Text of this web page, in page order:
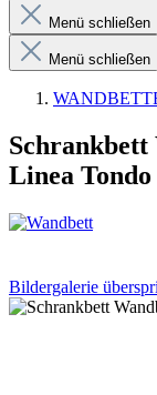
Menü schließen
Menü schließen
Schrankbett
Linea Tondo
Bildergalerie